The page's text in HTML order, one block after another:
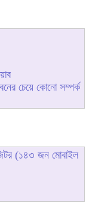
চেয়ে কোনো সম্পর্ক
(১৪৩ জন মোবাইল